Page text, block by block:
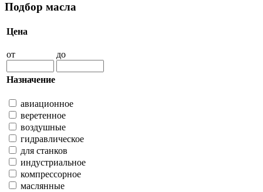
Подбор масла
Цена
от до
Назначение
авиационное
веретенное
воздушные
гидравлическое
для станков
индустриальное
компрессорное
маслянные